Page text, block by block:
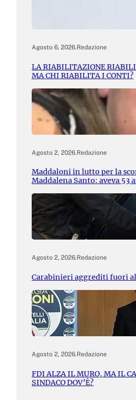
Agosto 6, 2026.Redazione
LA RIABILITAZIONE
MA CHI RIABILITA I CONTI?
Agosto 2, 2026.Redazione
Maddaloni in lutto per la
Maddalena Santo: aveva 53
Agosto 2, 2026.Redazione
Carabinieri aggrediti fuori
Agosto 2, 2026.Redazione
FDI ALZA IL MURO, MA IL
SINDACO DOV’È?